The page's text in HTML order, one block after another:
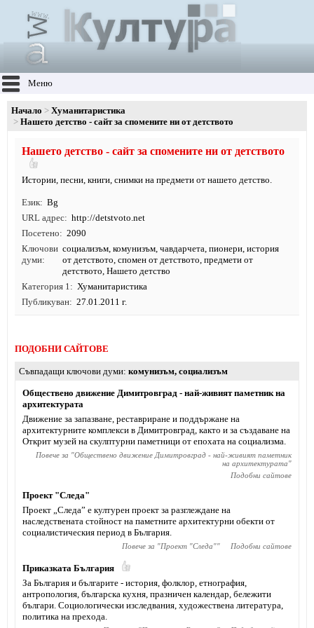
Меню
Начало
Хуманитаристика
Нашето детство - сайт за спомените ни от детството
Нашето детство - сайт за спомените ни от детството
Истории, песни, книги, снимки на предмети от нашето детство.
Език
Bg
URL адрес
http://detstvoto.net
Посетено
2090
Ключови
думи
социализъм, комунизъм, чавдарчета, пионери, история
от детството, спомен от детството, предмети от
детството, Нашето детство
Категория 1
Хуманитаристика
Публикуван
27.01.2011 г.
ПОДОБНИ САЙТОВЕ
Съвпадащи ключови думи комунизъм, социализъм
Обществено движение Димитровград - най-живият паметник на
архитектурата
Движение за запазване, реставриране и поддържане на
архитектурните комплекси в Димитровград, както и за създаване на
Открит музей на скулптурни паметници от епохата на социализма.
Повече за "Обществено движение Димитровград - най-живият паметник
на архитектурата"
Подобни сайтове
Проект "Следа"
Проект „Следа” е културен проект за разглеждане на
наследствената стойност на паметните архитектурни обекти от
социалистическия период в България.
Повече за "Проект "Следа"" Подобни сайтове
Приказката България
За България и българите - история, фолклор, етнография,
антропология, българска кухня, празничен календар, бележити
българи. Социологически изследвания, художествена литература,
политика на прехода.